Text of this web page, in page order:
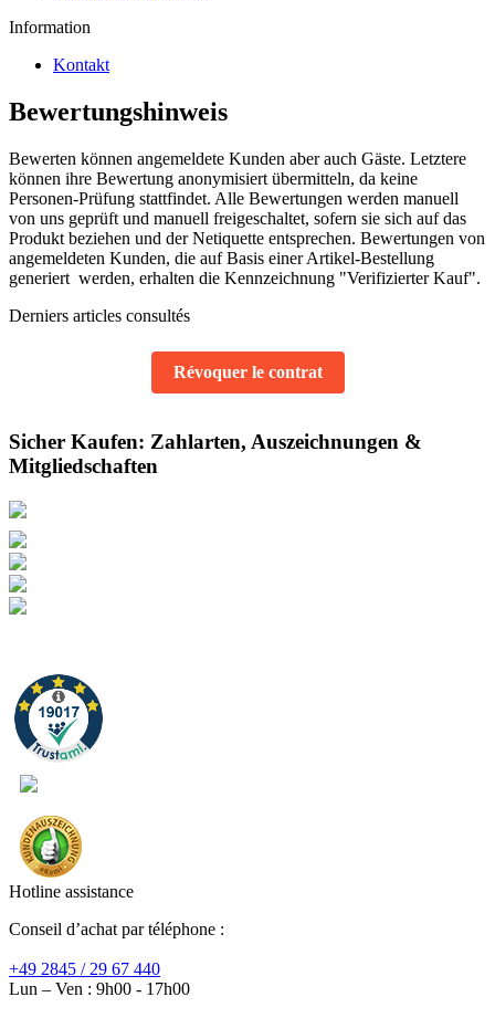
Information
Kontakt
Bewertungshinweis
Bewerten können angemeldete Kunden aber auch Gäste. Letztere
können ihre Bewertung anonymisiert übermitteln, da keine
Personen-Prüfung stattfindet. Alle Bewertungen werden manuell
von uns geprüft und manuell freigeschaltet, sofern sie sich auf das
Produkt beziehen und der Netiquette entsprechen. Bewertungen von
angemeldeten Kunden, die auf Basis einer Artikel-Bestellung
generiert werden, erhalten die Kennzeichnung "Verifizierter Kauf".
Derniers articles consultés
Révoquer le contrat
Sicher Kaufen: Zahlarten, Auszeichnungen &
Mitgliedschaften
Hotline assistance
Conseil d’achat par téléphone :
+49 2845 / 29 67 440
Lun – Ven : 9h00 - 17h00